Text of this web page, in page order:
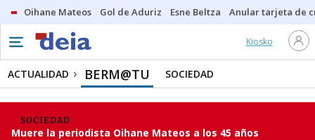
Oihane Mateos Gol de Aduriz Esne Beltza Anular tarjeta de
Kiosko
ACTUALIDAD BERM@TU SOCIEDAD
SOCIEDAD
Muere la periodista Oihane Mateos a los 45 años